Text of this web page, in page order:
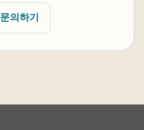
문의하기